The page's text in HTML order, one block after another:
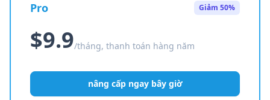
Pro Giảm 50%
$9.9/tháng, thanh toán hàng năm
nâng cấp ngay bây giờ